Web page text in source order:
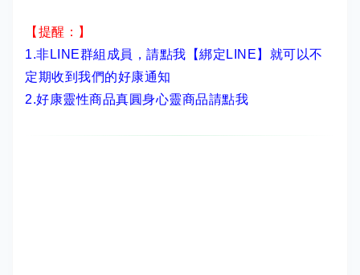
【提醒：】
1.非LINE群組成員， 請點我【綁定LINE】 就可以不
定期收到我們的好康通知
2.好康靈性商品真圓身心靈商品請點我